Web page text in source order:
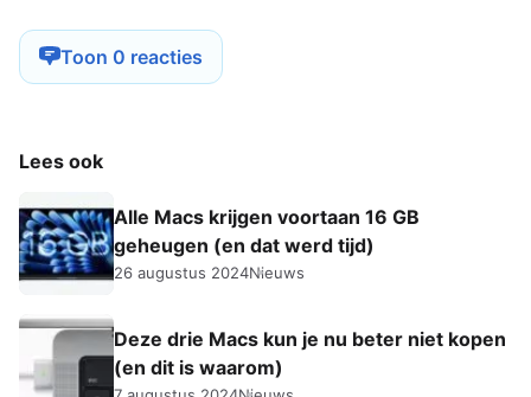
Toon 0 reacties
Lees ook
Alle Macs krijgen voortaan 16 GB
geheugen (en dat werd tijd)
26 augustus 2024Nieuws
Deze drie Macs kun je nu beter niet kopen
(en dit is waarom)